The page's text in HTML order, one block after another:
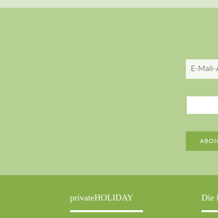
E-
Mail-
privateHOLIDAY Die